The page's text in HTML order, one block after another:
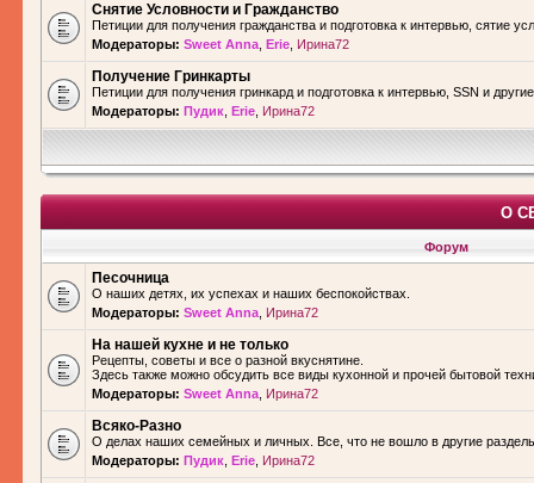
Снятие Условности и Гражданство
Петиции для получения гражданства и подготовка к интервью, сятие
Модераторы: Sweet Anna Erie Ирина72
Получение Гринкарты
Петиции для получения гринкард и подготовка к интервью, SSN и
Модераторы: Пудик Erie Ирина72
О
Форум
Песочница
О наших детях, их успехах и наших беспокойствах.
Модераторы: Sweet Anna Ирина72
На нашей кухне и не только
Рецепты, советы и все о разной вкуснятине.
Здесь также можно обсудить все виды кухонной и прочей бытовой
Модераторы: Sweet Anna Ирина72
Всяко-Разно
О делах наших семейных и личных. Все, что не вошло в другие
Модераторы: Пудик Erie Ирина72